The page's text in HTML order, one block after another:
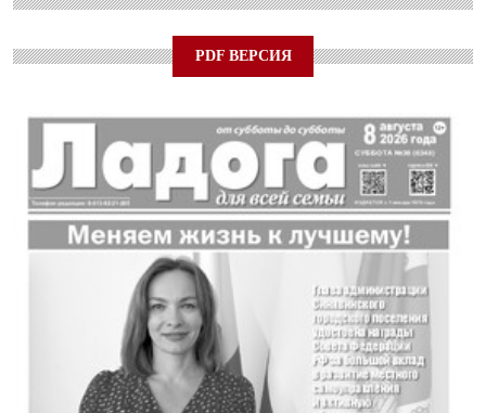
ОБЩЕСТВО
Скоро в школу!
24 ИЮЛЯ 2026 PDF ВЕРСИЯ